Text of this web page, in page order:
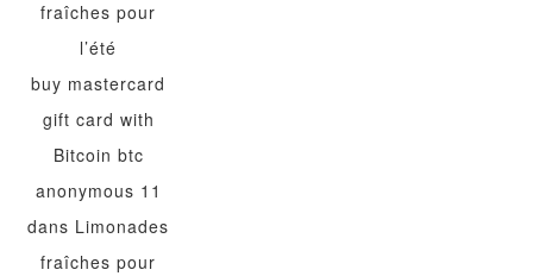
fraîches pour
l’été
buy mastercard
gift card with
Bitcoin btc
anonymous 11
dans Limonades
fraîches pour